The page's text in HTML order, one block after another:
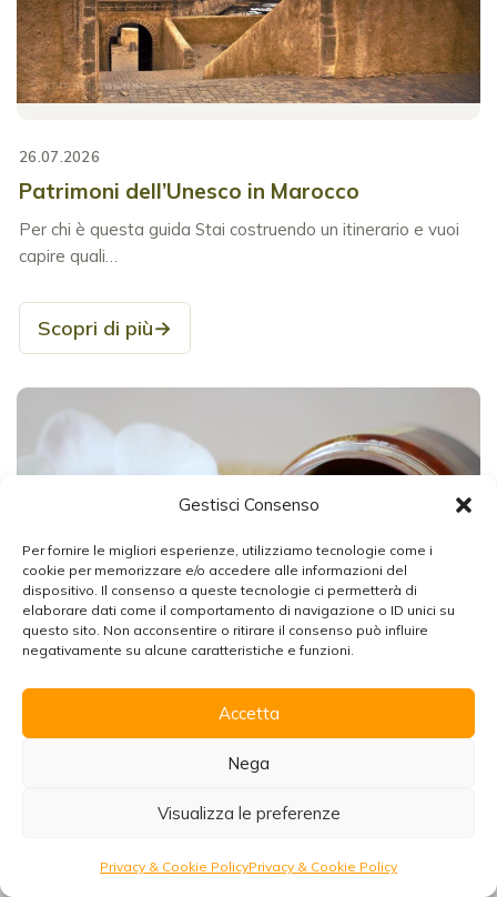
Gestisci Consenso
Per fornire le migliori esperienze, utilizziamo tecnologie come i
cookie per memorizzare e/o accedere alle informazioni del
dispositivo. Il consenso a queste tecnologie ci permetterà di
elaborare dati come il comportamento di navigazione o ID unici su
questo sito. Non acconsentire o ritirare il consenso può influire
negativamente su alcune caratteristiche e funzioni.
Accetta
Nega
Visualizza le preferenze
Privacy & Cookie PolicyPrivacy & Cookie Policy
26.07.2026
Patrimoni dell’Unesco in Marocco
Per chi è questa guida Stai costruendo un itinerario e vuoi
capire quali…
Scopri di più→
Per chi è questa guida Per chi sta organizzando un viaggio
Richiedi preventivo
Organizzare un viaggio in Marocco
viaggiare senza pensieri!
Scarica